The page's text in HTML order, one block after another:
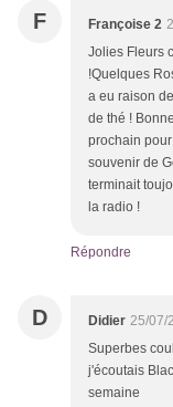
F Françoise 2
Jolies Fleurs
!Quelques
a eu raison
de thé !
prochain
souvenir de
terminait
la radio !
Répondre
D Didier 25/07/
Superbes
j'écoutais
semaine